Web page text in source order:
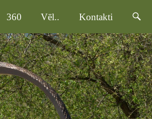
360 Vēl.. Kontakti